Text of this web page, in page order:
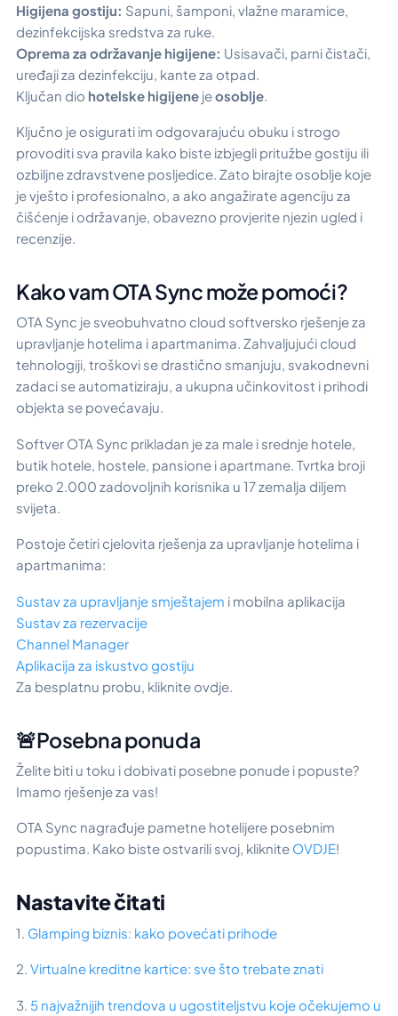
Higijena gostiju: Sapuni, šamponi, vlažne maramice,
dezinfekcijska sredstva za ruke.
Oprema za održavanje higijene: Usisavači, parni čistači,
uređaji za dezinfekciju, kante za otpad.
Ključan dio hotelske higijene jeosoblje.
Ključno je osigurati im odgovarajuću obuku i strogo
provoditi sva pravila kako biste izbjegli pritužbe gostiju ili
ozbiljne zdravstvene posljedice. Zato birajte osoblje koje
je vješto i profesionalno, a ako angažirate agenciju za
čišćenje i održavanje, obavezno provjerite njezin ugled i
recenzije.
Kako vam OTA Sync može pomoći?
OTA Sync je sveobuhvatno cloud softversko rješenje za
upravljanje hotelima i apartmanima. Zahvaljujući cloud
tehnologiji, troškovi se drastično smanjuju, svakodnevni
zadaci se automatiziraju, a ukupna učinkovitost i prihodi
objekta se povećavaju.
Softver OTA Sync prikladan je za male i srednje hotele,
butik hotele, hostele, pansione i apartmane. Tvrtka broji
preko 2.000 zadovoljnih korisnika u 17 zemalja diljem
svijeta.
Postoje četiri cjelovita rješenja za upravljanje hotelima i
apartmanima:
Sustav za upravljanje smještajem i mobilna aplikacija
Sustav za rezervacije
Channel Manager
Aplikacija za iskustvo gostiju
Za besplatnu probu, kliknite ovdje.
🚨Posebna ponuda
Želite biti u toku i dobivati posebne ponude i popuste?
Imamo rješenje za vas!
OTA Sync nagrađuje pametne hotelijere posebnim
popustima. Kako biste ostvarili svoj, kliknite OVDJE!
Nastavite čitati
1. Glamping biznis: kako povećati prihode
2. Virtualne kreditne kartice: sve što trebate znati
3. 5 najvažnijih trendova u ugostiteljstvu koje očekujemo u